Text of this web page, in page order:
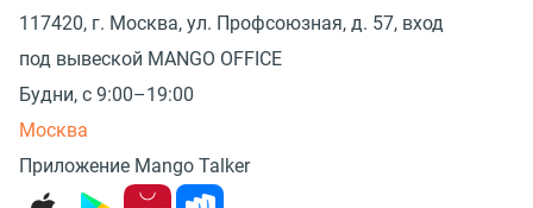
117420, г. Москва, ул. Профсоюзная, д. 57, вход
под вывеской MANGO OFFICE
Будни, с 9:00–19:00
Москва
Приложение Mango Talker